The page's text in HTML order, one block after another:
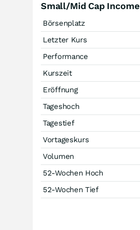
Small/Mid Cap
Börsenplatz
Letzter Kurs
Performance
Kurszeit
Eröffnung
Tageshoch
Tagestief
Vortageskurs
Volumen
52-Wochen Hoch
52-Wochen Tief